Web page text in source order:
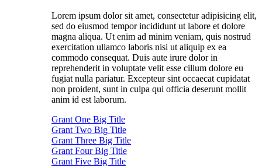
Lorem ipsum dolor sit amet, consectetur adipisicing elit,
sed do eiusmod tempor incididunt ut labore et dolore
magna aliqua. Ut enim ad minim veniam, quis nostrud
exercitation ullamco laboris nisi ut aliquip ex ea
commodo consequat. Duis aute irure dolor in
reprehenderit in voluptate velit esse cillum dolore eu
fugiat nulla pariatur. Excepteur sint occaecat cupidatat
non proident, sunt in culpa qui officia deserunt mollit
anim id est laborum.
Grant One Big Title
Grant Two Big Title
Grant Three Big Title
Grant Four Big Title
Grant Five Big Title